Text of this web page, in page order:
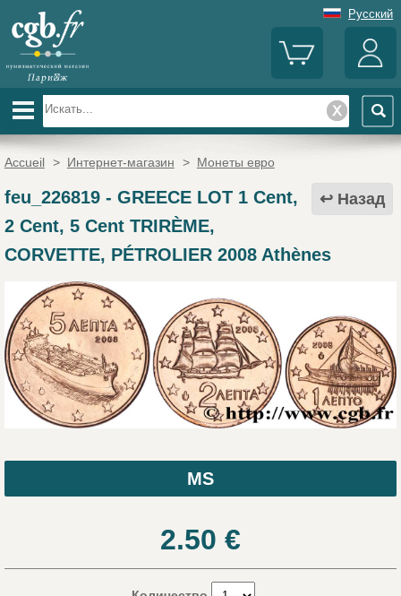
Русский
Accueil > Интернет-магазин > Монеты евро
Назад
feu_226819- GREECE LOT 1 Cent,
2 Cent, 5 Cent TRIRÈME,
CORVETTE, PÉTROLIER 2008 Athènes
MS
2.50 €